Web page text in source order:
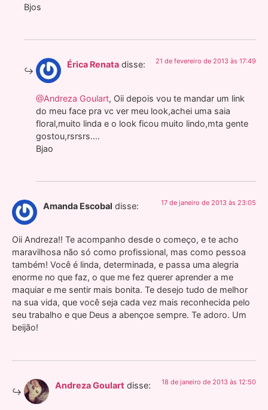
Bjos
Érica Renata disse: 21 de fevereiro de 2013 às 17:49
@Andreza Goulart, Oii depois vou te mandar um link
do meu face pra vc ver meu look,achei uma saia
floral,muito linda e o look ficou muito lindo,mta gente
gostou,rsrsrs….
Bjao
Amanda Escobal disse: 17 de janeiro de 2013 às 23:05
Oii Andreza!! Te acompanho desde o começo, e te acho
maravilhosa não só como profissional, mas como pessoa
também! Você é linda, determinada, e passa uma alegria
enorme no que faz, o que me fez querer aprender a me
maquiar e me sentir mais bonita. Te desejo tudo de melhor
na sua vida, que você seja cada vez mais reconhecida pelo
seu trabalho e que Deus a abençoe sempre. Te adoro. Um
beijão!
Andreza Goulart disse: 18 de janeiro de 2013 às 12:50